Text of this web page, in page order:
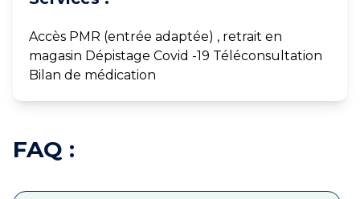
Accès PMR (entrée adaptée) , retrait en
magasin Dépistage Covid -19 Téléconsultation
Bilan de médication
FAQ :